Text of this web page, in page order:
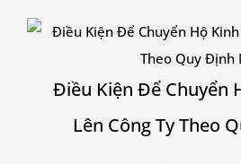
Điều Kiện Để Chuyển
Lên Công Ty Theo